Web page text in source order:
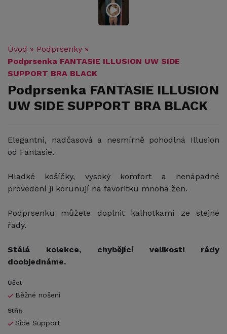
Úvod » Podprsenky »
Podprsenka FANTASIE ILLUSION UW SIDE
SUPPORT BRA BLACK
Podprsenka FANTASIE ILLUSION
UW SIDE SUPPORT BRA BLACK
Elegantní, nadčasová a nesmírně pohodlná Illusion
od Fantasie.
Hladké košíčky, vysoký komfort a nenápadné
provedení ji korunují na favoritku mnoha žen.
Podprsenku můžete doplnit kalhotkami ze stejné
řady.
Stálá kolekce, chybějící velikosti rády
doobjednáme.
Účel
Běžné nošení
Střih
Side Support